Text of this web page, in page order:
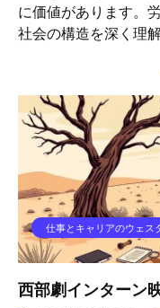
に価値があります。
社会の構造を深く理
仕事とキャリアのウェス
西部劇インターン